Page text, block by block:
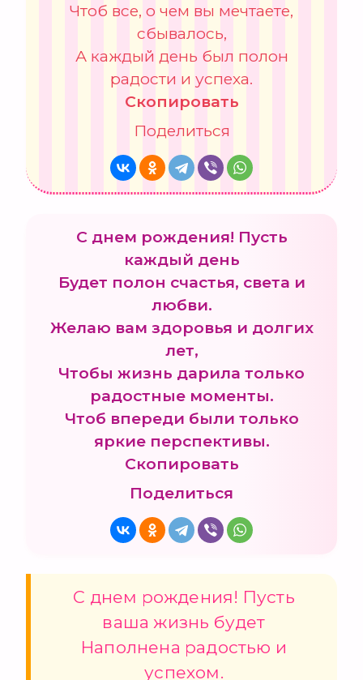
Чтоб все, о чем вы мечтаете,
сбывалось,
А каждый день был полон
радости и успеха.
Скопировать
Поделиться
С днем рождения! Пусть
каждый день
Будет полон счастья, света и
любви.
Желаю вам здоровья и долгих
лет,
Чтобы жизнь дарила только
радостные моменты.
Чтоб впереди были только
яркие перспективы.
Скопировать
Поделиться
С днем рождения! Пусть
ваша жизнь будет
Наполнена радостью и
успехом.